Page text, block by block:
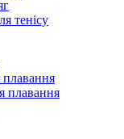
тенісу
плавання